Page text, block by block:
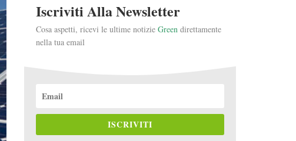
PER EVITARLI)
L'ITALIA
Iscriviti Alla Newsletter
Cosa aspetti, ricevi le ultime notizie Green direttamente
nella tua email
ISCRIVITI